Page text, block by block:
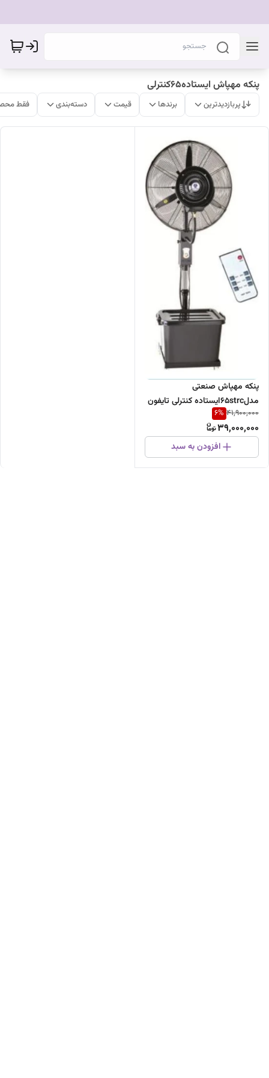
پنکه مهپاش ایستاده۶۵کنترلی
پربازدیدترین برندها قیمت دسته‌بندی فقط
پنکه مهپاش صنعتی
مدل۶۵strcایستاده کنترلی تایفون
41,900,000
6%
39,000,000
افزودن به سبد